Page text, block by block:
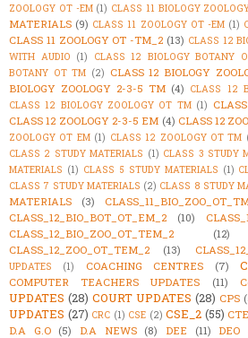
ZOOLOGY OT -EM (1) CLASS 11 BIOLOGY
MATERIALS (9) CLASS 11 ZOOLOGY OT -EM (1)
CLASS 11 ZOOLOGY OT -TM_2 (13) CLASS 12
WITH AUDIO (1) CLASS 12 BIOLOGY BOTANY
BOTANY OT TM (2) CLASS 12 BIOLOGY
BIOLOGY ZOOLOGY 2-3-5 TM (4) CLASS 12
CLASS 12 BIOLOGY ZOOLOGY OT TM (1)
CLASS 12 ZOOLOGY 2-3-5 EM (4) CLASS 12
ZOOLOGY OT EM (1) CLASS 12 ZOOLOGY OT TM
CLASS 2 STUDY MATERIALS (1) CLASS 3 STUDY
MATERIALS (1) CLASS 5 STUDY MATERIALS (1)
CLASS 7 STUDY MATERIALS (2) CLASS 8 STUDY
MATERIALS
(3)
CLASS_12_BIO_BOT_OT_EM_2
(10)
CLASS_12_BIO_ZOO_OT_TEM_2
(12)
CLASS_12_ZOO_OT_TEM_2
(13)
UPDATES
(1) COACHING CENTRES (7)
COMPUTER TEACHERS UPDATES (11)
UPDATES (28) COURT UPDATES (28) CPS
UPDATES (27) CRC (1) CSE (2) CSE_2 (55)
D.A G.O (5) D.A NEWS (8) DEE (11) DEO